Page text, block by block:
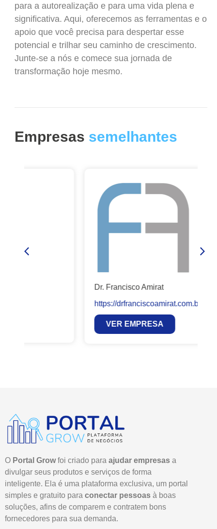
para a autorealização e para uma vida plena e
significativa. Aqui, oferecemos as ferramentas e o
apoio que você precisa para despertar esse
potencial e trilhar seu caminho de crescimento.
Junte-se a nós e comece sua jornada de
transformação hoje mesmo.
Empresas semelhantes
Dr. Francisco Amirat
https://drfranciscoamirat.com.br/
VER EMPRESA
O Portal Growfoi criado para ajudar empresas a
divulgar seus produtos e serviços de forma
inteligente. Ela é uma plataforma exclusiva, um portal
simples e gratuito para conectar pessoas à boas
soluções, afins de comparem e contratem bons
fornecedores para sua demanda.